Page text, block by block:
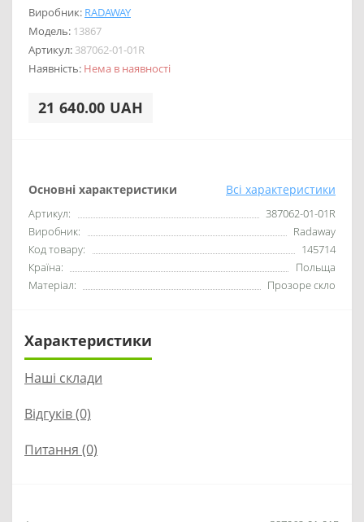
Виробник: RADAWAY
Модель: 13867
Артикул: 387062-01-01R
Наявність: Нема в наявності
21 640.00 UAH
Основні характеристики Всі характеристики
Артикул:
387062-01-01R
Виробник:
Radaway
Код товару:
145714
Країна:
Польща
Матеріал:
Прозоре скло
Характеристики
Наші склади
Відгуків (0)
Питання (0)